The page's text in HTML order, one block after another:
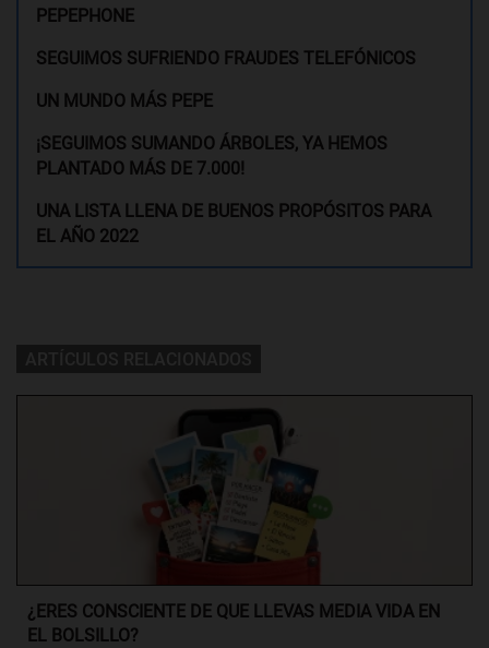
PEPEPHONE
SEGUIMOS SUFRIENDO FRAUDES TELEFÓNICOS
UN MUNDO MÁS PEPE
¡SEGUIMOS SUMANDO ÁRBOLES, YA HEMOS
PLANTADO MÁS DE 7.000!
UNA LISTA LLENA DE BUENOS PROPÓSITOS PARA
EL AÑO 2022
¿ERES CONSCIENTE DE QUE LLEVAS MEDIA VIDA EN
EL BOLSILLO?